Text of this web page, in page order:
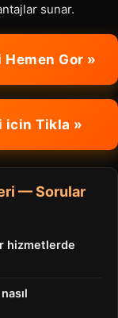
sunar.
Gor »
icin Tikla »
— Sorular
hizmetlerde